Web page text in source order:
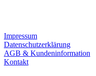
Impressum
Datenschutzerklärung
AGB & Kundeninformation
Kontakt